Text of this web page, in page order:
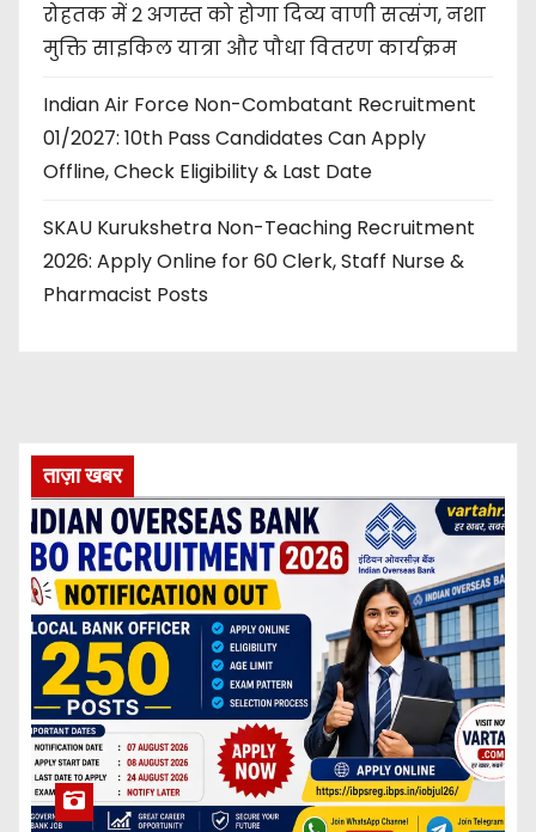
रोहतक में 2 अगस्त को होगा दिव्य वाणी सत्संग, नशा
मुक्ति साइकिल यात्रा और पौधा वितरण कार्यक्रम
Indian Air Force Non-Combatant Recruitment
01/2027: 10th Pass Candidates Can Apply
Offline, Check Eligibility & Last Date
SKAU Kurukshetra Non-Teaching Recruitment
2026: Apply Online for 60 Clerk, Staff Nurse &
Pharmacist Posts
ताज़ा खबर